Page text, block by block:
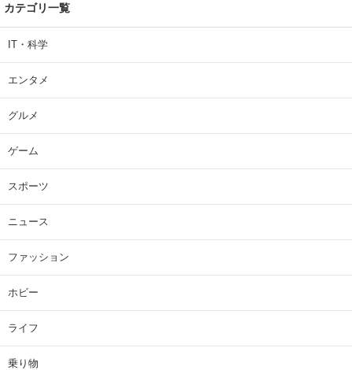
カテゴリ一覧
IT・科学
エンタメ
グルメ
ゲーム
スポーツ
ニュース
ファッション
ホビー
ライフ
乗り物